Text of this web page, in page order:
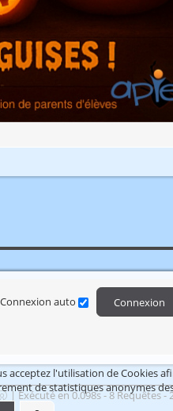
acceptez l'utilisation de Cookies
de statistiques anonymes
de passe
Connexion auto Connexion
| Éxécuté en 0.098s - 8 Requêtes -